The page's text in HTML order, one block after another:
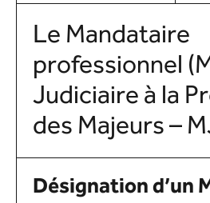
Le Mandataire
professionnel
Judiciaire à la
des Majeurs –
Désignation d’un